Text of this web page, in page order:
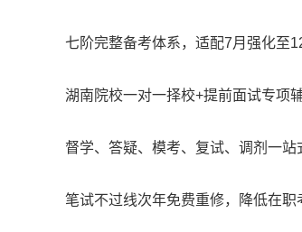
七阶完整备考体系，适配7月强化至
湖南院校一对一择校+提前面试专项
督学、答疑、模考、复试、调剂一站
笔试不过线次年免费重修，降低在职